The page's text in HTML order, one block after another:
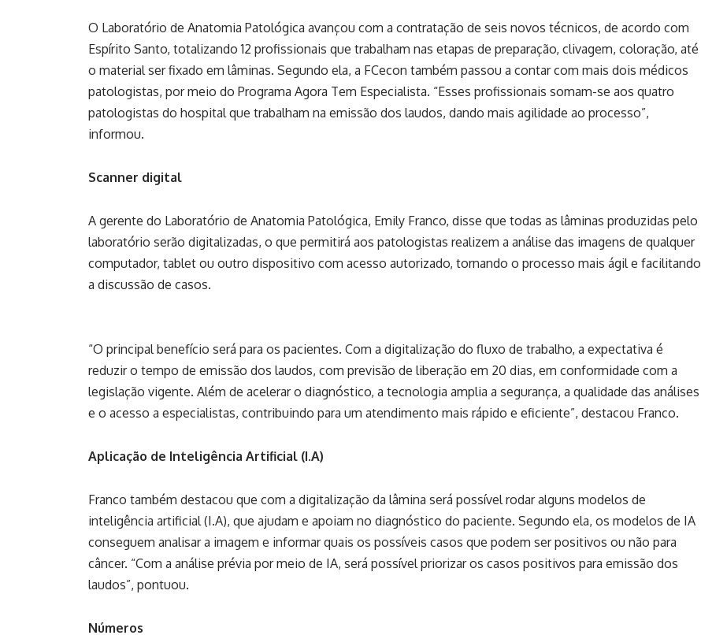
O Laboratório de Anatomia Patológica avançou com a contratação de seis novos técnicos, de acordo com
Espírito Santo, totalizando 12 profissionais que trabalham nas etapas de preparação, clivagem, coloração, até
o material ser fixado em lâminas. Segundo ela, a FCecon também passou a contar com mais dois médicos
patologistas, por meio do Programa Agora Tem Especialista. “Esses profissionais somam-se aos quatro
patologistas do hospital que trabalham na emissão dos laudos, dando mais agilidade ao processo”,
informou.
Scanner digital
A gerente do Laboratório de Anatomia Patológica, Emily Franco, disse que todas as lâminas produzidas pelo
laboratório serão digitalizadas, o que permitirá aos patologistas realizem a análise das imagens de qualquer
computador, tablet ou outro dispositivo com acesso autorizado, tornando o processo mais ágil e facilitando
a discussão de casos.
“O principal benefício será para os pacientes. Com a digitalização do fluxo de trabalho, a expectativa é
reduzir o tempo de emissão dos laudos, com previsão de liberação em 20 dias, em conformidade com a
legislação vigente. Além de acelerar o diagnóstico, a tecnologia amplia a segurança, a qualidade das análises
e o acesso a especialistas, contribuindo para um atendimento mais rápido e eficiente”, destacou Franco.
Aplicação de Inteligência Artificial (I.A)
Franco também destacou que com a digitalização da lâmina será possível rodar alguns modelos de
inteligência artificial (I.A), que ajudam e apoiam no diagnóstico do paciente. Segundo ela, os modelos de IA
conseguem analisar a imagem e informar quais os possíveis casos que podem ser positivos ou não para
câncer. “Com a análise prévia por meio de IA, será possível priorizar os casos positivos para emissão dos
laudos”, pontuou.
Números